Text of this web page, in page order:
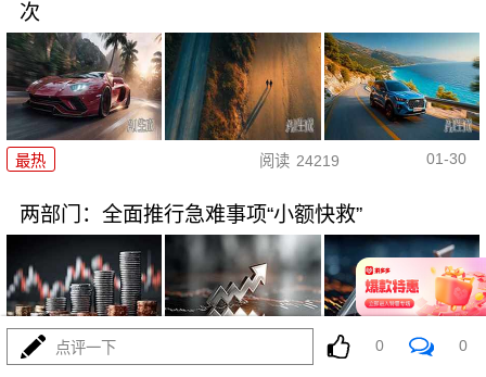
次
最热 阅读 24219 01-30
两部门：全面推行急难事项“小额快救”
最热 阅读 21020 01-29
点评一下 0 0